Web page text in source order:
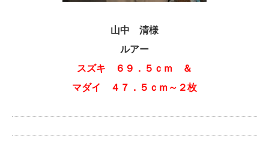
山中 清様
ルアー
スズキ ６９．５ｃｍ ＆
マダイ ４７．５ｃｍ～２枚